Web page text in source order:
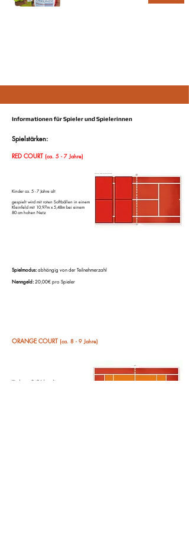
Informationen für Spieler und Spielerinnen
Spielstärken:
RED COURT (ca. 5 - 7 Jahre)
Kinder ca. 5 - 7 Jahre alt
gespielt wird mit roten Softbällen in einem
Kleinfeld mit 10,97m x 5,48m bei einem
80 cm hohen Netz
Spielmodus: abhängig von der Teilnehmerzahl
Nenngeld: 20,00€ pro Spieler
ORANGE COURT (ca. 8 - 9 Jahre)
Kinder ca. 8 - 9 Jahre alt